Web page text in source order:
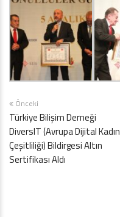
Önceki
Türkiye Bilişim Derneği
DiversIT (Avrupa Dijital Kadın
Çeşitliliği) Bildirgesi Altın
Sertifikası Aldı